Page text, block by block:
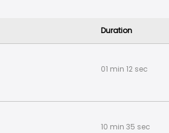
Duration
01 min 12 sec
10 min 35 sec